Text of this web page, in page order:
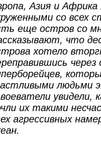
Азия и
со всех
еще остров со
что
хотело
людьми
увидели,
их такими
агрессивных